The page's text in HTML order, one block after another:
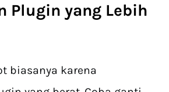
Plugin yang Lebih
biasanya karena